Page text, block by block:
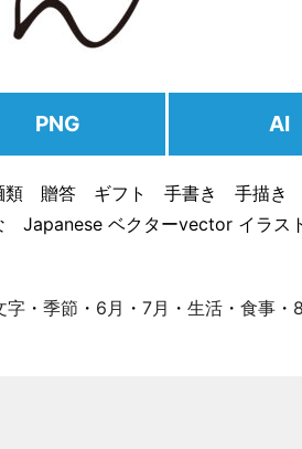
PNG AI
贈答 ギフト 手書き 手描き
ベクターvector イラス
字 ・季節 ・ 6月 ・7月 ・生活 ・食事 ・